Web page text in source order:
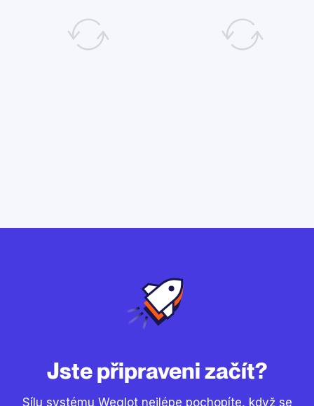
Jste připraveni začít?
Sílu systému Weglot nejlépe pochopíte, když se